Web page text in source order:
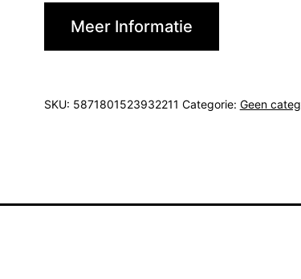
Meer Informatie
SKU: 5871801523932211 Categorie: Geen